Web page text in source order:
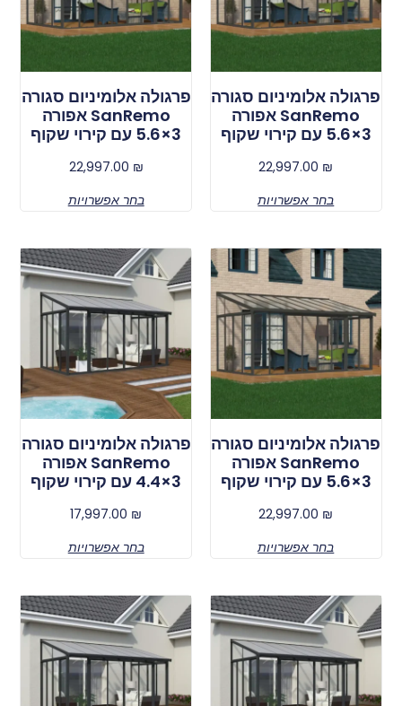
פרגולה אלומיניום סגורה
SanRemo אפורה
3×5.6 עם קירוי שקוף
22,997.00 ₪
בחר אפשרויות
פרגולה אלומיניום סגורה
SanRemo אפורה
3×5.6 עם קירוי שקוף
22,997.00 ₪
בחר אפשרויות
פרגולה אלומיניום סגורה
SanRemo אפורה
3×5.6 עם קירוי שקוף
22,997.00 ₪
בחר אפשרויות
פרגולה אלומיניום סגורה
SanRemo אפורה
3×4.4 עם קירוי שקוף
17,997.00 ₪
בחר אפשרויות